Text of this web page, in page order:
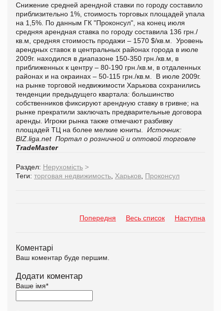
Снижение средней арендной ставки по городу составило
приблизительно 1%, стоимость торговых площадей упала
на 1,5%. По данным ГК "Проконсул", на конец июля
средняя арендная ставка по городу составила 136 грн./
кв.м, средняя стоимость продажи – 1570 $/кв.м. Уровень
арендных ставок в центральных районах города в июле
2009г. находился в диапазоне 150-350 грн./кв.м, в
приближенных к центру – 80-190 грн./кв.м, в отдаленных
районах и на окраинах – 50-115 грн./кв.м. В июле 2009г.
на рынке торговой недвижимости Харькова сохранились
тенденции предыдущего квартала: большинство
собственников фиксируют арендную ставку в гривне; на
рынке прекратили заключать предварительные договора
аренды. Игроки рынка также отмечают разбивку
площадей ТЦ на более мелкие юниты. Источник:
BIZ.liga.net Портал о розничной и оптовой торговле
TradeMaster
Раздел: Нерухомість >
Теги: торговая недвижимость Харьков Проконсул
Попередня Весь список Наступна
Коментарі
Ваш коментар буде першим.
Додати коментар
Ваше імя*